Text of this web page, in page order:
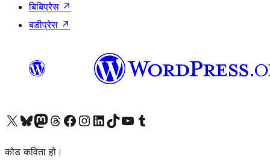
बिबिप्रेस ↗
बडीप्रेस ↗
हाम्रो X (पहिले ट्विटर) खातामा जानुहोस्
हाम्रो Bluesky खाता भ्रमण गर्नुहोस्
हाम्रो म्यास्टोडन खाता भ्रमण गर्नुहोस्
हाम्रो थ्रेड्स खातामा जानुहोस्
हाम्रो फेसबुक पेजमा जानुहोस्
हाम्रो इन्स्टाग्राम खातामा जानुहोस्
हाम्रो लिङ्क्डइन खातामा जानुहोस्
हाम्रो TikTok खाता भ्रमण गर्नुहोस्
हाम्रो युट्युब च्यानलमा जानुहोस्
हाम्रो टम्बलर खाता भ्रमण गर्नुहोस्
कोड कविता हो।